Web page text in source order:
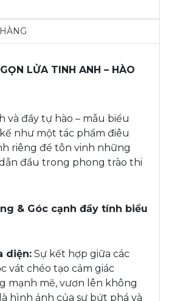
LỬA TINH ANH – HÀO
và đầy tự hào – mẫu biểu
như một tác phẩm điêu
riêng để tôn vinh những
đầu trong phong trào thi
& Góc cạnh đầy tính biểu
diện: Sự kết hợp giữa các
vát chéo tạo cảm giác
mạnh mẽ, vươn lên không
hình ảnh của sự bứt phá và